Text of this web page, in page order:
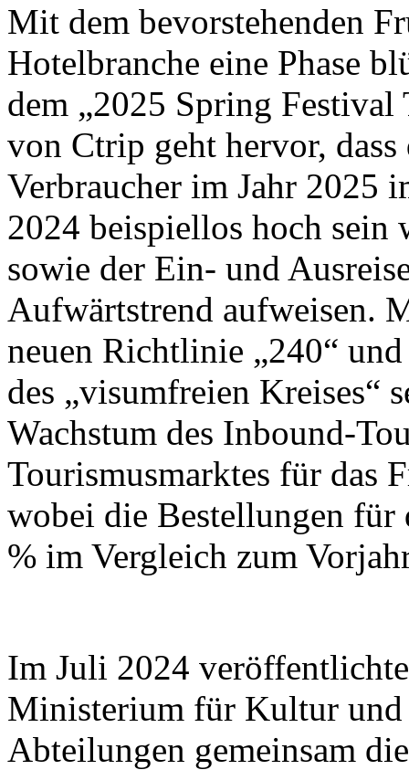
Mit dem bevorstehenden
Hotelbranche eine Phase
dem „2025 Spring
von Ctrip geht hervor,
Verbraucher im Jahr 2025
2024 beispiellos hoch
sowie der Ein- und
Aufwärtstrend aufweisen.
neuen Richtlinie „240“
des „visumfreien Kreises“
Wachstum des Inbound-
Tourismusmarktes für das
wobei die Bestellungen
% im Vergleich zum
Im Juli 2024
Ministerium für Kultur und
Abteilungen gemeinsam